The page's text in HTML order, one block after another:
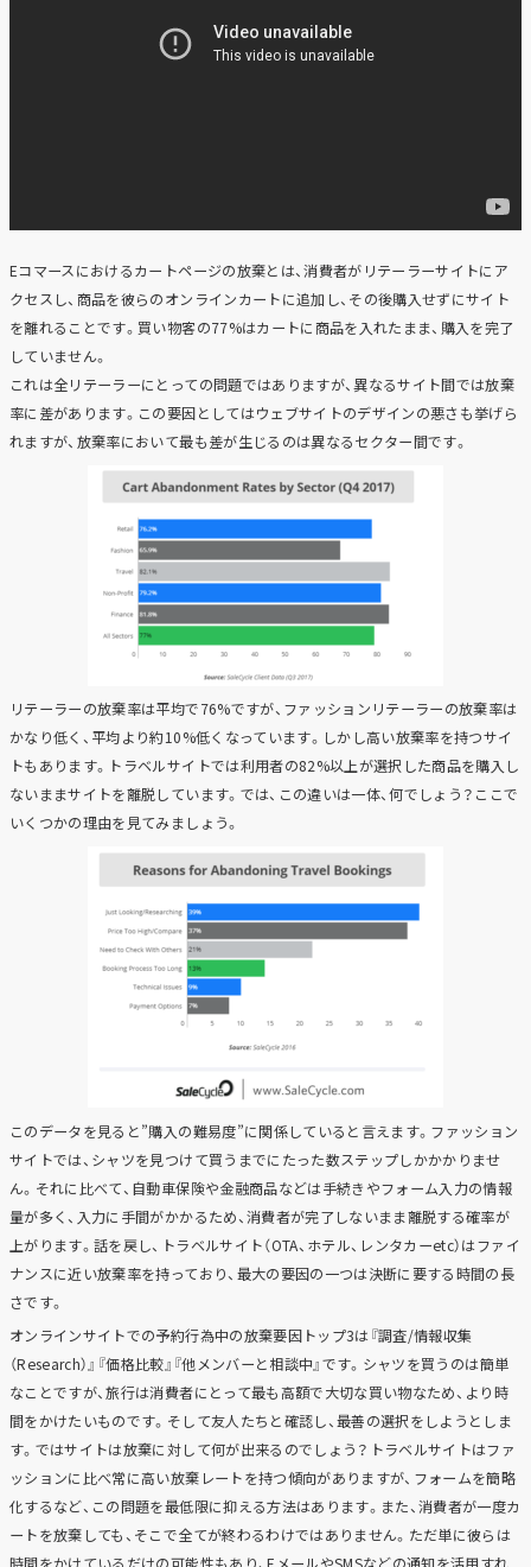
Eコマースにおけるカートページの放棄とは、消費者がリテーラーサイトにア
クセスし、商品を彼らのオンラインカートに追加し、その後購入せずにサイト
を離れることです。買い物客の77%はカートに商品を入れたまま、購入を完了
していません。
これは全リテーラーにとっての問題ではありますが、異なるサイト間では放棄
率に差があります。この要因としてはウェブサイトのデザインの悪さも挙げら
れますが、放棄率において最も差が生じるのは異なるセクター間です。
リテーラーの放棄率は平均で76%ですが、ファッションリテーラーの放棄率は
かなり低く、平均より約10%低くなっています。しかし高い放棄率を持つサイ
トもあります。トラベルサイトでは利用者の82%以上が選択した商品を購入し
ないままサイトを離脱しています。では、この違いは一体、何でしょう？ここで
いくつかの理由を見てみましょう。
このデータを見ると”購入の難易度”に関係していると言えます。ファッション
サイトでは、シャツを見つけて買うまでにたった数ステップしかかかりませ
ん。それに比べて、自動車保険や金融商品などは手続きやフォーム入力の情報
量が多く、入力に手間がかかるため、消費者が完了しないまま離脱する確率が
上がります。話を戻し、トラベルサイト（OTA、ホテル、レンタカーetc）はファイ
ナンスに近い放棄率を持っており、最大の要因の一つは決断に要する時間の長
さです。
オンラインサイトでの予約行為中の放棄要因トップ3は『調査/情報収集
（Research）』『価格比較』『他メンバーと相談中』です。シャツを買うのは簡単
なことですが、旅行は消費者にとって最も高額で大切な買い物なため、より時
間をかけたいものです。そして友人たちと確認し、最善の選択をしようとしま
す。ではサイトは放棄に対して何が出来るのでしょう？トラベルサイトはファ
ッションに比べ常に高い放棄レートを持つ傾向がありますが、フォームを簡略
化するなど、この問題を最低限に抑える方法はあります。また、消費者が一度カ
ートを放棄しても、そこで全てが終わるわけではありません。ただ単に彼らは
時間をかけているだけの可能性もあり、EメールやSMSなどの通知を活用すれ